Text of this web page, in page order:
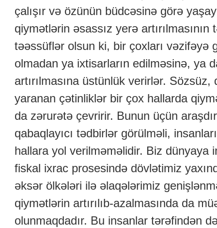
çalışır və özünün büdcəsinə görə
qiymətlərin əsassız yerə
təəssüflər olsun ki, bir çoxları vəzifəyə
olmadan ya ixtisarların edilməsinə, ya
artırılmasına üstünlük verirlər.
yaranan çətinliklər bir çox hallarda
da zərurətə çevririr. Bunun üçün
qabaqlayıcı tədbirlər görülməli,
hallara yol verilməməlidir. Biz dünyaya
fiskal ixrac prosesində dövlətimiz
əksər ölkələri ilə əlaqələrimiz
qiymətlərin artırılıb-azalmasında da
olunmaqdadır. Bu insanlar tərəfindən